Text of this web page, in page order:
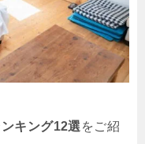
キング12選 をご紹